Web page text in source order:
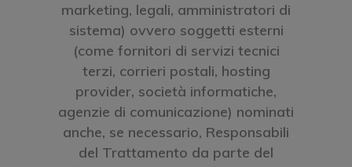
marketing, legali, amministratori di
sistema) ovvero soggetti esterni
(come fornitori di servizi tecnici
terzi, corrieri postali, hosting
provider, società informatiche,
agenzie di comunicazione) nominati
anche, se necessario, Responsabili
del Trattamento da parte del